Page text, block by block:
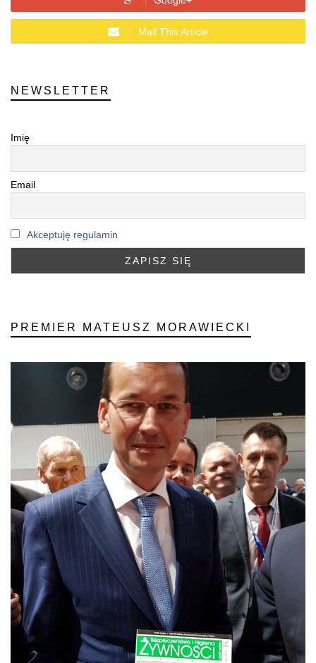
Mail This Article
NEWSLETTER
Imię
Email
Akceptuję regulamin
PREMIER MATEUSZ MORAWIECKI